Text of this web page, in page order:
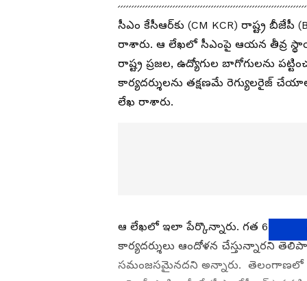
సీఎం కేసీఆర్‌కు (CM KCR) రాష్ట్ర బీజేపీ
రాశారు. ఆ లేఖలో సీఎంపై ఆయన తీవ్ర
రాష్ట్ర ప్రజల, ఉద్యోగుల బాగోగులను
కార్యదర్శులను తక్షణమే రెగ్యులరైజ్
లేఖ రాశారు.
ఆ లేఖలో ఇలా పేర్కొన్నారు. గత 6
కార్యదర్శులు ఆందోళన చేస్తున్నారని
సమంజసమైనదని అన్నారు. తెలంగాణలో